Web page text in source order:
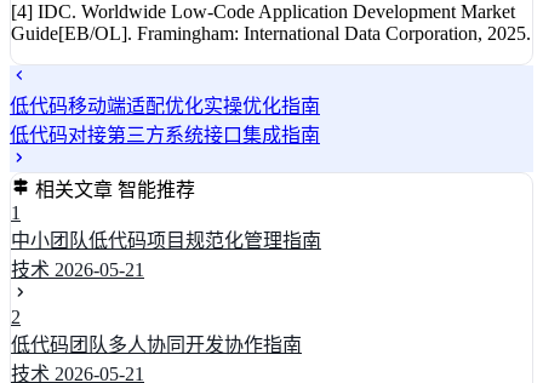
[4] IDC. Worldwide Low-Code Application Development Market
Guide[EB/OL]. Framingham: International Data Corporation, 2025.
低代码移动端适配优化实操优化指南
低代码对接第三方系统接口集成指南
相关文章 智能推荐
1
中小团队低代码项目规范化管理指南
技术 2026-05-21
2
低代码团队多人协同开发协作指南
技术 2026-05-21